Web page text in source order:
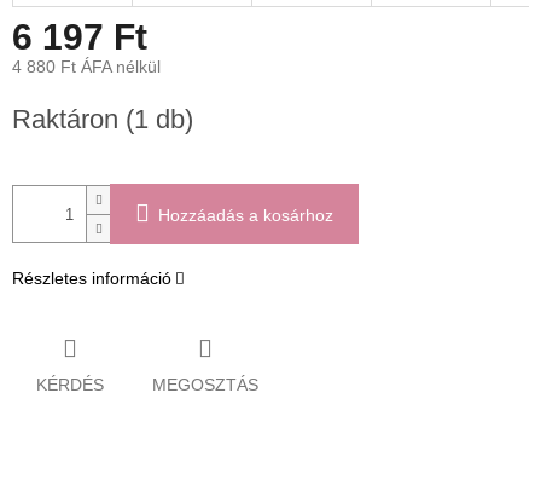
6 197 Ft
4 880 Ft ÁFA nélkül
Raktáron (1 db)
Hozzáadás a kosárhoz
Részletes információ
KÉRDÉS MEGOSZTÁS